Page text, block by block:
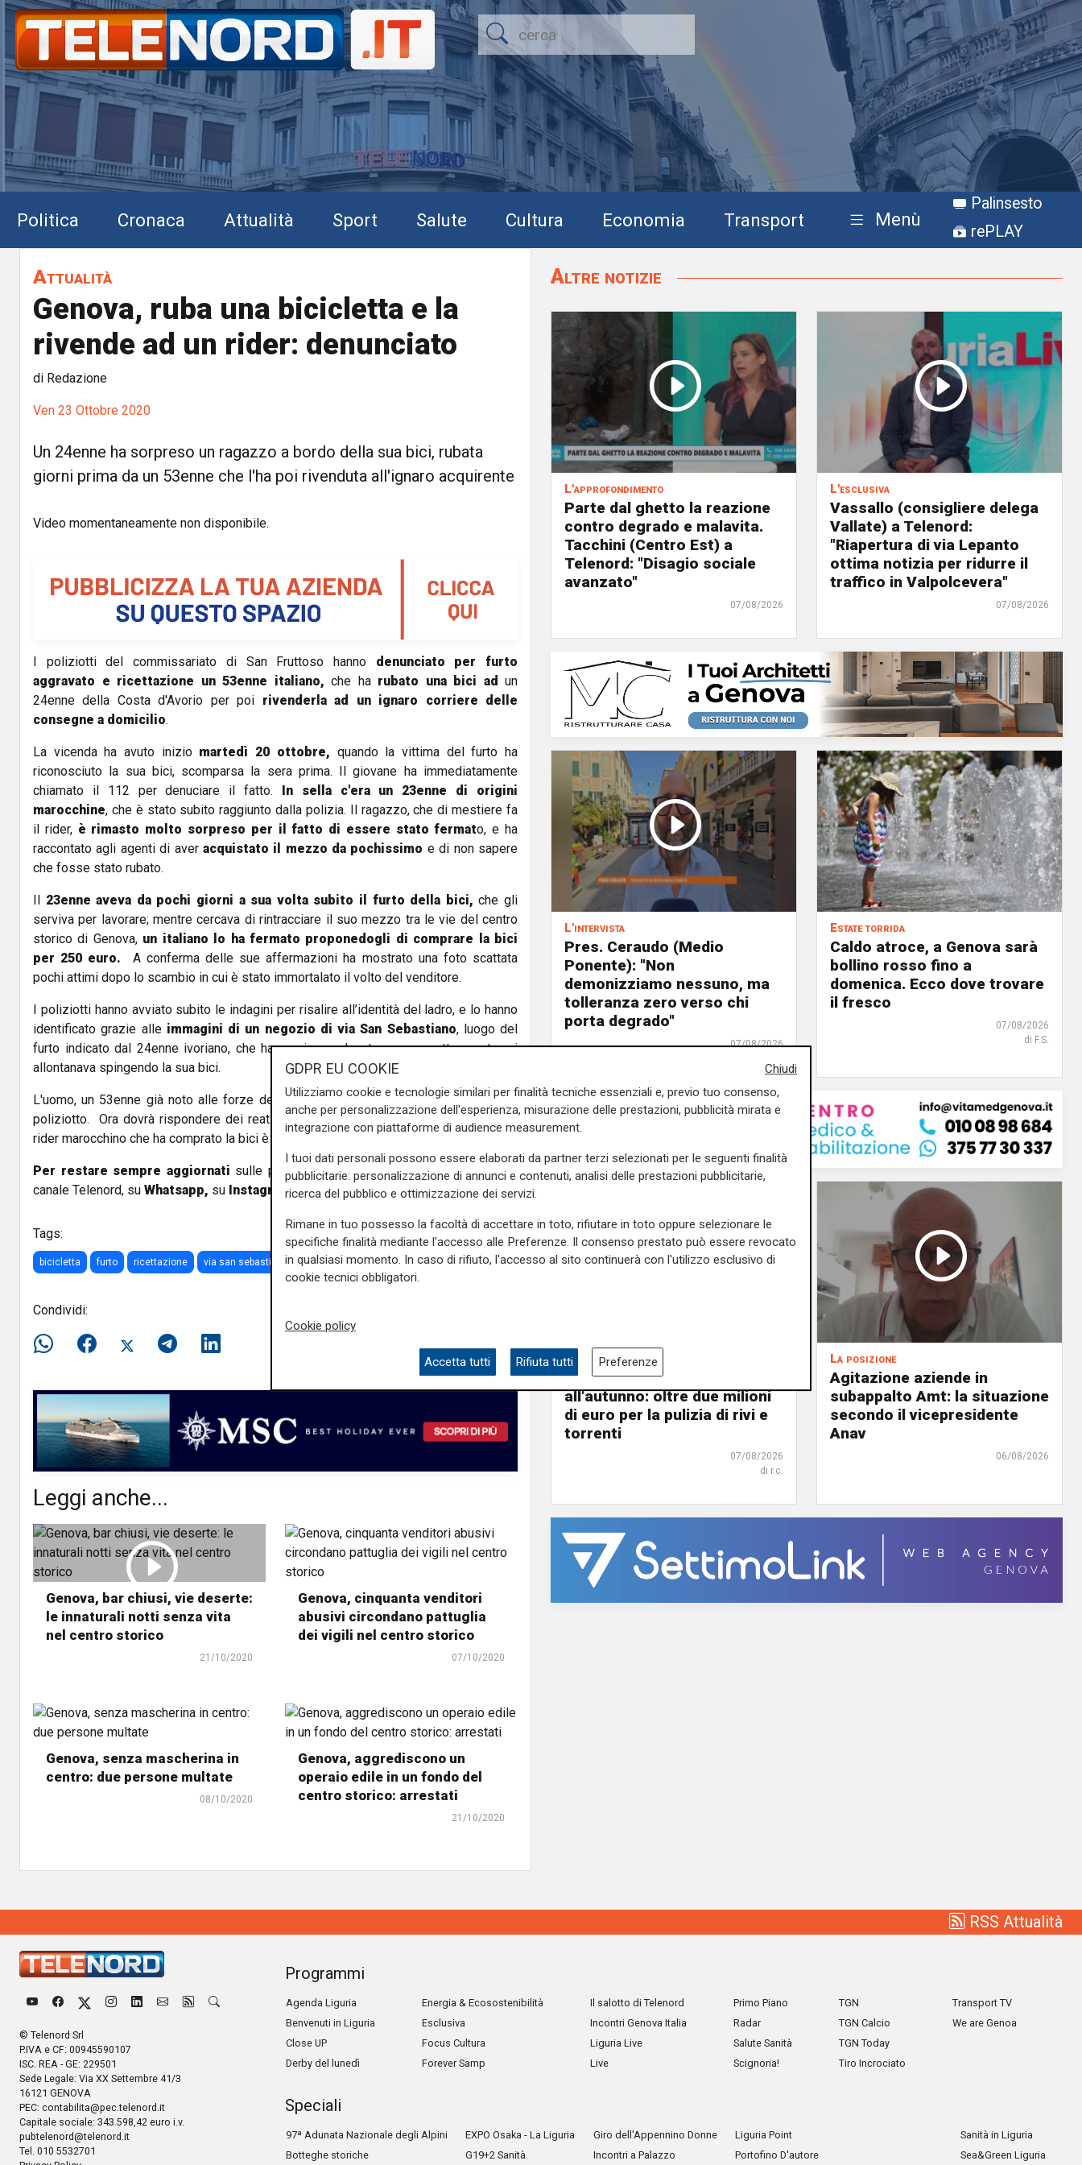
Politica Cronaca Attualità Sport Salute Cultura Economia Transport Menù
Palinsesto
rePLAY
Attualità
Genova, ruba una bicicletta e la
rivende ad un rider: denunciato
di Redazione
Ven 23 Ottobre 2020
Un 24enne ha sorpreso un ragazzo a bordo della sua bici, rubata
giorni prima da un 53enne che l'ha poi rivenduta all'ignaro acquirente
Video momentaneamente non disponibile.
I poliziotti del commissariato di San Fruttoso hannodenunciato per furto
aggravato e ricettazione un 53enne italiano, che ha rubato una bici ad un
24enne della Costa d'Avorio per poi rivenderla ad un ignaro corriere delle
consegne a domicilio.
La vicenda ha avuto iniziomartedì 20 ottobre, quando la vittima del furto ha
riconosciuto la sua bici, scomparsa la sera prima. Il giovane ha immediatamente
chiamato il 112 per denuciare il fatto.
In sella c'era un 23enne di origini
marocchine, che è stato subito raggiunto dalla polizia. Il ragazzo, che di mestiere fa
il rider, è rimasto molto sorpreso per il fatto di essere stato fermato, e ha
raccontato agli agenti di aver acquistato il mezzo da pochissimo e di non sapere
che fosse stato rubato.
23enne aveva da pochi giorni a sua volta subito il furto della bici, che gli
serviva per lavorare; mentre cercava di rintracciare il suo mezzo tra le vie del centro
storico di Genova, un italiano lo ha fermato proponedogli di comprare la bici
per 250 euro. A conferma delle sue affermazioni ha mostrato una foto scattata
pochi attimi dopo lo scambio in cui è stato immortalato il volto del venditore.
I poliziotti hanno avviato subito le indagini per risalire all’identità del ladro, e lo hanno
identificato grazie alle immagini di un negozio di via San Sebastiano, luogo del
furto indicato dal 24enne ivoriano, che hanno ripreso lo stesso soggetto mentre si
allontanava spingendo la sua bici.
L'uomo, un 53enne già noto alle forze dell'ordine, è stato subito riconosciuto da un
poliziotto. Ora dovrà rispondere dei reati di furto aggravato e ricettazione. Anche il
rider marocchino che ha comprato la bici è stato segnalato per ricettazione.
Per restare sempre aggiornati sulle principali notizie sulla Liguria seguiteci sul
canale Telenord, su Whatsapp, su Instagram,suYoutubee su Facebook.
Tags:
bicicletta furto ricettazione via san sebastiano polizia
Condividi:
Leggi anche...
Genova, bar chiusi, vie deserte:
le innaturali notti senza vita
nel centro storico
21/10/2020
Genova, cinquanta venditori
abusivi circondano pattuglia
dei vigili nel centro storico
07/10/2020
Genova, senza mascherina in
centro: due persone multate
08/10/2020
Genova, aggrediscono un
operaio edile in un fondo del
centro storico: arrestati
21/10/2020
Altre notizie
L'approfondimento
Parte dal ghetto la reazione
contro degrado e malavita.
Tacchini (Centro Est) a
Telenord: "Disagio sociale
avanzato"
07/08/2026
L'esclusiva
Vassallo (consigliere delega
Vallate) a Telenord:
"Riapertura di via Lepanto
ottima notizia per ridurre il
traffico in Valpolcevera"
07/08/2026
L'intervista
Pres. Ceraudo (Medio
Ponente): "Non
demonizziamo nessuno, ma
tolleranza zero verso chi
porta degrado"
07/08/2026
Estate torrida
Caldo atroce, a Genova sarà
bollino rosso fino a
domenica. Ecco dove trovare
il fresco
07/08/2026
di F.S.
Programma
Genova si prepara
all'autunno: oltre due milioni
di euro per la pulizia di rivi e
torrenti
07/08/2026
di r.c.
La posizione
Agitazione aziende in
subappalto Amt: la situazione
secondo il vicepresidente
Anav
06/08/2026
RSS Attualità
© Telenord Srl
P.IVA e CF: 00945590107
ISC. REA - GE: 229501
Sede Legale: Via XX Settembre 41/3
16121 GENOVA
PEC: contabilita@pec.telenord.it
Capitale sociale: 343.598,42 euro i.v.
pubtelenord@telenord.it
Tel. 010 5532701
Programmi
Agenda Liguria
Benvenuti in Liguria
Close UP
Derby del lunedì
Energia & Ecosostenibilità
Esclusiva
Focus Cultura
Forever Samp
Il salotto di Telenord
Incontri Genova Italia
Liguria Live
Live
Primo Piano
Radar
Salute Sanità
Scignoria!
TGN
TGN Calcio
TGN Today
Tiro Incrociato
Transport TV
We are Genoa
Speciali
97ª Adunata Nazionale degli Alpini
Botteghe storiche
EXPO Osaka - La Liguria
G19+2 Sanità
Giro dell'Appennino Donne
Incontri a Palazzo
Liguria Point
Portofino D'autore
Sanità in Liguria
Sea&Green Liguria
Chiudi
GDPR EU COOKIE
Utilizziamo cookie e tecnologie similari per finalità tecniche essenziali e, previo tuo consenso,
anche per personalizzazione dell'esperienza, misurazione delle prestazioni, pubblicità mirata e
integrazione con piattaforme di audience measurement.
I tuoi dati personali possono essere elaborati da partner terzi selezionati per le seguenti finalità
pubblicitarie: personalizzazione di annunci e contenuti, analisi delle prestazioni pubblicitarie,
ricerca del pubblico e ottimizzazione dei servizi.
Rimane in tuo possesso la facoltà di accettare in toto, rifiutare in toto oppure selezionare le
specifiche finalità mediante l'accesso alle Preferenze. Il consenso prestato può essere revocato
in qualsiasi momento. In caso di rifiuto, l'accesso al sito continuerà con l'utilizzo esclusivo di
cookie tecnici obbligatori.
Cookie policy
Accetta tutti Rifiuta tutti Preferenze